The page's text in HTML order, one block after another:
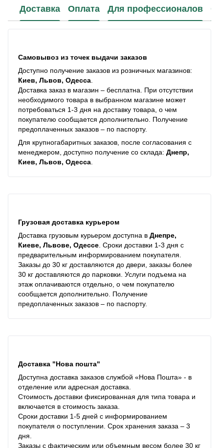
Доставка Оплата Для профессионалов
Самовывоз из точек выдачи заказов
Доступно получение заказов из розничных магазинов:
Киев, Львов, Одесса
Доставка заказ в магазин – бесплатна. При отсутствии
необходимого товара в выбранном магазине может
потребоваться 1-3 дня на доставку товара, о чем
покупателю сообщается дополнительно. Получение
предоплаченных заказов – по паспорту.
Для крупногабаритных заказов, после согласования с
менеджером, доступно получение со склада: Днепр,
Киев, Львов, Одесса
Грузовая доставка курьером
Доставка грузовым курьером доступна в Днепре,
Киеве, Львове, Одессе . Сроки доставки 1-3 дня с
предварительным информированием покупателя.
Заказы до 30 кг доставляются до двери, заказы более
30 кг доставляются до парковки. Услуги подъема на
этаж оплачиваются отдельно, о чем покупателю
сообщается дополнительно. Получение
предоплаченных заказов – по паспорту.
Доставка "Нова пошта"
Доступна доставка заказов службой «Нова Пошта» - в
отделение или адресная доставка.
Стоимость доставки фиксированная для типа товара и
включается в стоимость заказа.
Сроки доставки 1-5 дней с информированием
покупателя о поступлении. Срок хранения заказа – 3
дня.
Заказы с фактическим или объемным весом более 30 кг